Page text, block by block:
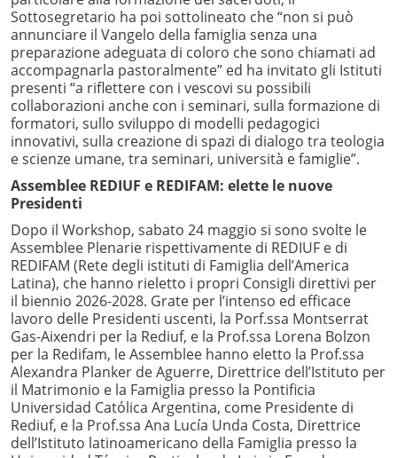
Sottosegretario ha poi sottolineato che “non si può
annunciare il Vangelo della famiglia senza una
preparazione adeguata di coloro che sono chiamati ad
accompagnarla pastoralmente” ed ha invitato gli Istituti
presenti “a riflettere con i vescovi su possibili
collaborazioni anche con i seminari, sulla formazione di
formatori, sullo sviluppo di modelli pedagogici
innovativi, sulla creazione di spazi di dialogo tra teologia
e scienze umane, tra seminari, università e famiglie”.
Assemblee REDIUF e REDIFAM: elette le nuove
Presidenti
Dopo il Workshop, sabato 24 maggio si sono svolte le
Assemblee Plenarie rispettivamente di REDIUF e di
REDIFAM (Rete degli istituti di Famiglia dell’America
Latina), che hanno rieletto i propri Consigli direttivi per
il biennio 2026-2028. Grate per l’intenso ed efficace
lavoro delle Presidenti uscenti, la Porf.ssa Montserrat
Gas-Aixendri per la Rediuf, e la Prof.ssa Lorena Bolzon
per la Redifam, le Assemblee hanno eletto la Prof.ssa
Alexandra Planker de Aguerre, Direttrice dell’Istituto per
il Matrimonio e la Famiglia presso la Pontificia
Universidad Católica Argentina, come Presidente di
Rediuf, e la Prof.ssa Ana Lucía Unda Costa, Direttrice
dell’Istituto latinoamericano della Famiglia presso la